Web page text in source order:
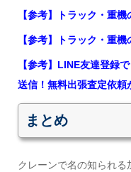
【参考】トラック・重
【参考】トラック・重
【参考】LINE友達登録
送信！無料出張査定依頼
まとめ
クレーンで名の知られる